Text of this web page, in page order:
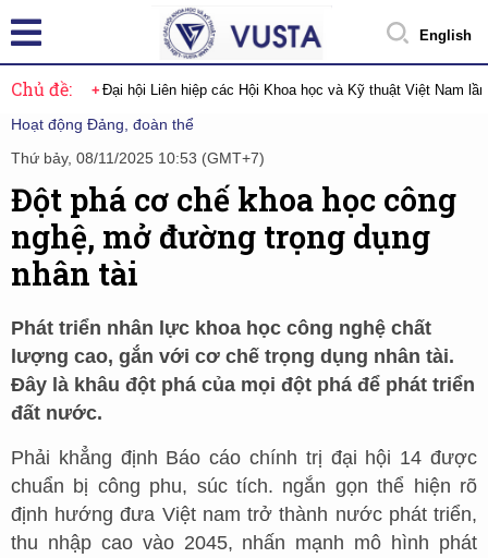
English
Chủ đề: Đại hội Liên hiệp các Hội Khoa học và Kỹ thuật Việt Nam
Hoạt động Đảng, đoàn thể
Thứ bảy, 08/11/2025 10:53 (GMT+7)
Đột phá cơ chế khoa học công
nghệ, mở đường trọng dụng
nhân tài
Phát triển nhân lực khoa học công nghệ chất
lượng cao, gắn với cơ chế trọng dụng nhân tài.
Đây là khâu đột phá của mọi đột phá để phát triển
đất nước.
Phải khẳng định Báo cáo chính trị đại hội 14 được
chuẩn bị công phu, súc tích. ngắn gọn thể hiện rõ
định hướng đưa Việt nam trở thành nước phát triển,
thu nhập cao vào 2045, nhấn mạnh mô hình phát